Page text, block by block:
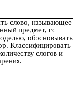
слово, называющее
предмет, со
обосновывать
Классифицировать
слогов и